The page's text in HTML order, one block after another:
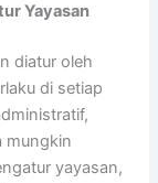
Yayasan
diatur oleh
di setiap
mungkin
yayasan,